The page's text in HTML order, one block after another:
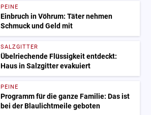
PEINE
Einbruch in Vöhrum: Täter nehmen
Schmuck und Geld mit
SALZGITTER
Übelriechende Flüssigkeit entdeckt:
Haus in Salzgitter evakuiert
PEINE
Programm für die ganze Familie: Das ist
bei der Blaulichtmeile geboten